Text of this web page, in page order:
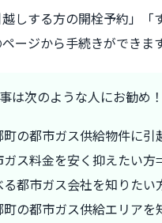
越しする方の開栓予約」
ージから手続きができます
は次のような人にお勧め！
町の都市ガス供給物件に
ガス料金を安く抑えたい
る都市ガス会社を知りた
町の都市ガス供給エリア